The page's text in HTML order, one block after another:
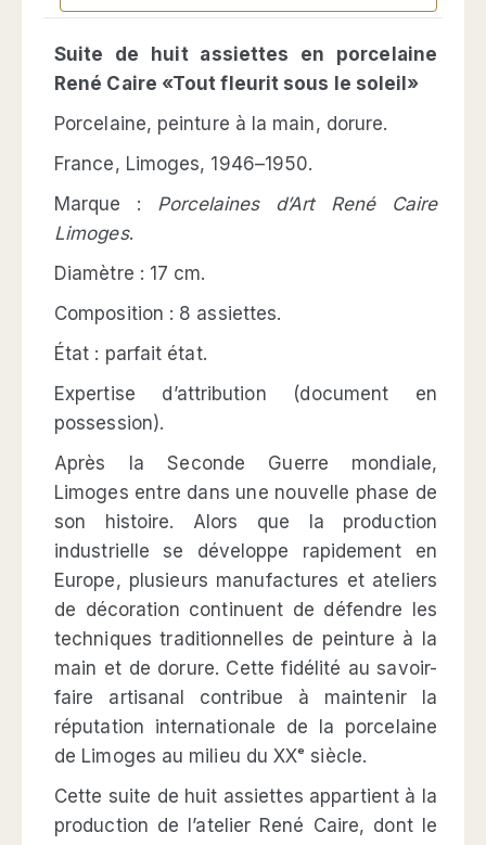
Suite de huit assiettes en porcelaine
René Caire «Tout fleurit sous le soleil»
Porcelaine, peinture à la main, dorure.
France, Limoges, 1946–1950.
Marque : Porcelaines d’Art René Caire
Limoges.
Diamètre : 17 cm.
Composition : 8 assiettes.
État : parfait état.
Expertise d’attribution (document en
possession).
Après la Seconde Guerre mondiale,
Limoges entre dans une nouvelle phase de
son histoire. Alors que la production
industrielle se développe rapidement en
Europe, plusieurs manufactures et ateliers
de décoration continuent de défendre les
techniques traditionnelles de peinture à la
main et de dorure. Cette fidélité au savoir-
faire artisanal contribue à maintenir la
réputation internationale de la porcelaine
de Limoges au milieu du XXᵉ siècle.
Cette suite de huit assiettes appartient à la
production de l’atelier René Caire, dont le